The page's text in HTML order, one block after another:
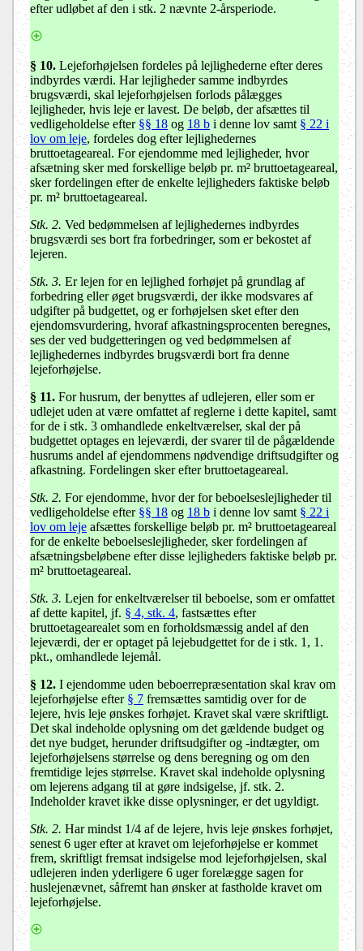
efter udløbet af den i stk. 2 nævnte 2-årsperiode.
§ 10. Lejeforhøjelsen fordeles på lejlighederne efter deres
indbyrdes værdi. Har lejligheder samme indbyrdes
brugsværdi, skal lejeforhøjelsen forlods pålægges
lejligheder, hvis leje er lavest. De beløb, der afsættes til
vedligeholdelse efter §§ 18 og 18 b i denne lov samt § 22 i
lov om leje, fordeles dog efter lejlighedernes
bruttoetageareal. For ejendomme med lejligheder, hvor
afsætning sker med forskellige beløb pr. m² bruttoetageareal,
sker fordelingen efter de enkelte lejligheders faktiske beløb
pr. m² bruttoetageareal.
Stk. 2. Ved bedømmelsen af lejlighedernes indbyrdes
brugsværdi ses bort fra forbedringer, som er bekostet af
lejeren.
Stk. 3. Er lejen for en lejlighed forhøjet på grundlag af
forbedring eller øget brugsværdi, der ikke modsvares af
udgifter på budgettet, og er forhøjelsen sket efter den
ejendomsvurdering, hvoraf afkastningsprocenten beregnes,
ses der ved budgetteringen og ved bedømmelsen af
lejlighedernes indbyrdes brugsværdi bort fra denne
lejeforhøjelse.
§ 11. For husrum, der benyttes af udlejeren, eller som er
udlejet uden at være omfattet af reglerne i dette kapitel, samt
for de i stk. 3 omhandlede enkeltværelser, skal der på
budgettet optages en lejeværdi, der svarer til de pågældende
husrums andel af ejendommens nødvendige driftsudgifter og
afkastning. Fordelingen sker efter bruttoetageareal.
Stk. 2. For ejendomme, hvor der for beboelseslejligheder til
vedligeholdelse efter §§ 18 og 18 b i denne lov samt § 22 i
lov om leje afsættes forskellige beløb pr. m² bruttoetageareal
for de enkelte beboelseslejligheder, sker fordelingen af
afsætningsbeløbene efter disse lejligheders faktiske beløb pr.
m² bruttoetageareal.
Stk. 3. Lejen for enkeltværelser til beboelse, som er omfattet
af dette kapitel, jf. § 4, stk. 4, fastsættes efter
bruttoetagearealet som en forholdsmæssig andel af den
lejeværdi, der er optaget på lejebudgettet for de i stk. 1, 1.
pkt., omhandlede lejemål.
§ 12. I ejendomme uden beboerrepræsentation skal krav om
lejeforhøjelse efter § 7 fremsættes samtidig over for de
lejere, hvis leje ønskes forhøjet. Kravet skal være skriftligt.
Det skal indeholde oplysning om det gældende budget og
det nye budget, herunder driftsudgifter og -indtægter, om
lejeforhøjelsens størrelse og dens beregning og om den
fremtidige lejes størrelse. Kravet skal indeholde oplysning
om lejerens adgang til at gøre indsigelse, jf. stk. 2.
Indeholder kravet ikke disse oplysninger, er det ugyldigt.
Stk. 2. Har mindst 1/4 af de lejere, hvis leje ønskes forhøjet,
senest 6 uger efter at kravet om lejeforhøjelse er kommet
frem, skriftligt fremsat indsigelse mod lejeforhøjelsen, skal
udlejeren inden yderligere 6 uger forelægge sagen for
huslejenævnet, såfremt han ønsker at fastholde kravet om
lejeforhøjelse.